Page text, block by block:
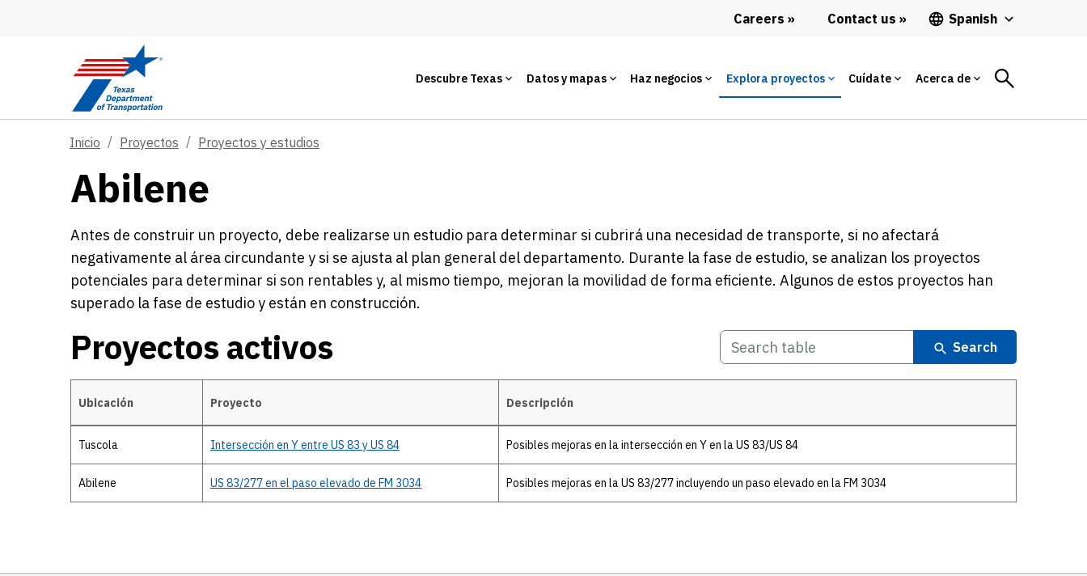
Careers Contact us Spanish
Descubre Texas Datos y mapas Haz negocios Explora proyectos Cuídate Acerca de
Inicio Proyectos Proyectos y estudios
Abilene
Antes de construir un proyecto, debe realizarse un estudio para determinar si cubrirá una necesidad de transporte, si no afectará
negativamente al área circundante y si se ajusta al plan general del departamento. Durante la fase de estudio, se analizan los proyectos
potenciales para determinar si son rentables y, al mismo tiempo, mejoran la movilidad de forma eficiente. Algunos de estos proyectos han
superado la fase de estudio y están en construcción.
Proyectos activos Search
Proyectos activos
Ubicación Proyecto Descripción
Tuscola Intersección en Y entre US 83 y US 84 Posibles mejoras en la intersección en Y en la US 83/US 84
Abilene US 83/277 en el paso elevado de FM 3034 Posibles mejoras en la US 83/277 incluyendo un paso elevado en la FM 3034